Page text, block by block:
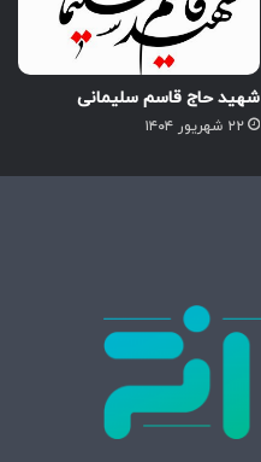
شهید حاج قاسم سلیمانی
۲۲ شهریور ۱۴۰۴